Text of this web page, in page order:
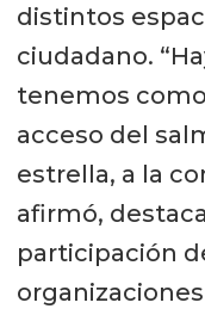
distintos
ciudadano.
tenemos
acceso del
estrella, a la
afirmó,
participación